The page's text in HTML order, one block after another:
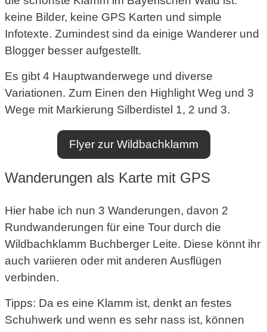
keine Bilder, keine GPS Karten und simple
Infotexte. Zumindest sind da einige Wanderer und
Blogger besser aufgestellt.
Es gibt 4 Hauptwanderwege und diverse
Variationen. Zum Einen den Highlight Weg und 3
Wege mit Markierung Silberdistel 1, 2 und 3.
Flyer zur Wildbachklamm
Wanderungen als Karte mit GPS
Hier habe ich nun 3 Wanderungen, davon 2
Rundwanderungen für eine Tour durch die
Wildbachklamm Buchberger Leite. Diese könnt ihr
auch variieren oder mit anderen Ausflügen
verbinden.
Tipps: Da es eine Klamm ist, denkt an festes
Schuhwerk und wenn es sehr nass ist, können